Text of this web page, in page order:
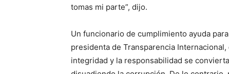
tomas mi parte”, dijo.
Un funcionario de cumplimiento ayuda
presidenta de Transparencia
integridad y la responsabilidad se